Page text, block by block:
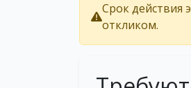
Срок действия
откликом.